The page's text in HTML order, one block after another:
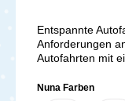
Entspannte
Anforderungen
Autofahrten mit
Produkt, das
Nuna Farben